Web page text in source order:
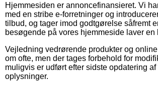
Hjemmesiden er annoncefinansieret. Vi
med en stribe e-forretninger og
tilbud, og tager imod godtgørelse såfremt
besøgende på vores hjemmeside laver en
Vejledning vedrørende produkter og
om ofte, men der tages forbehold for
muligvis er udført efter sidste opdatering af
oplysninger.